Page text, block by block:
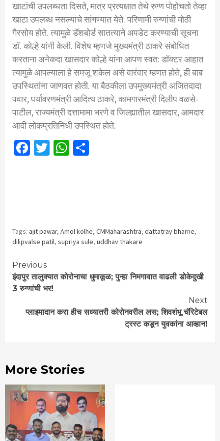
खाटांची उपलब्धता दिसते, मात्र प्रत्यक्षात तेथे रुग्ण पोहोचतो तेव्हा
खाटा उपलब्ध नसल्याचे सांगण्यात येते. परिणामी रुग्णांची मोठी
गैरसोय होते. त्यामुळे डॅशबोर्ड सातत्याने अपडेट करण्याची सूचना
डॉ. कोल्हे यांनी केली. विशेष म्हणजे मुख्यमंत्री ठाकरे संबोधित
करताना अनेकदा खासदार कोल्हे यांना आपण स्वत: डॉक्टर आहात
त्यामुळे आपल्याला हे समजू शकेल असे वारंवार म्हणत होते, ही बाब
उपस्थितांना जाणवत होती. या बैठकीला उपमुख्यमंत्री अजितदादा
पवार, पर्यावरणमंत्री आदित्य ठाकरे, कामगारमंत्री दिलीप वळसे-
पाटील, राज्यमंत्री दत्तामामा भरणे व जिल्ह्यातील खासदार, आमदार
आदी लोकप्रतिनिधी उपस्थित होते.
Facebook
TwitterWhatsApp
Tags: ajit pawar, Amol kolhe, CMMaharashtra, dattatray bharne,
dilipvalse patil, supriya sule, uddhav thakare
Continue
Reading
Previous
इंदापुर तालुक्यात कोरोनाचा धुमाकूळ; पुन्हा निमगावात वाढली डोकेदुखी
3 रुग्णांची भर!
Next
प्लाझ्मादान करा हीच सध्यातरी कोरोनवरील लस; शिवशंभू चॅरिटेबल
ट्रस्ट कडून युवकांना आव्हान!
More Stories